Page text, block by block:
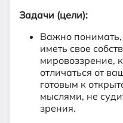
Задачи (цели):
Важно понимать,
иметь свое
мировоззрение,
отличаться от
готовым к
мыслями, не
зрения.